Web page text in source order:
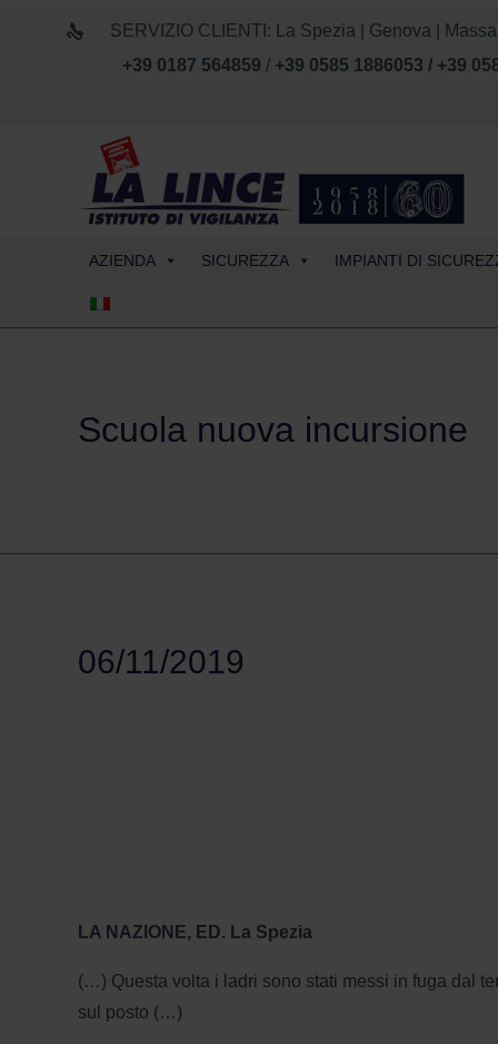
SERVIZIO CLIENTI: La Spezia | Genova |
+39 0187 564859 / +39 0585 1886053 / +39
AZIENDA SICUREZZA IMPIANTI DI
Scuola nuova incursione
06/11/2019
LA NAZIONE, ED. La Spezia
(…) Questa volta i ladri sono stati messi in fuga dal
sul posto (…)